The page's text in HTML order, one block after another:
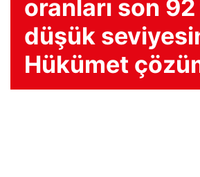
oranları son 92
düşük
Hükümet